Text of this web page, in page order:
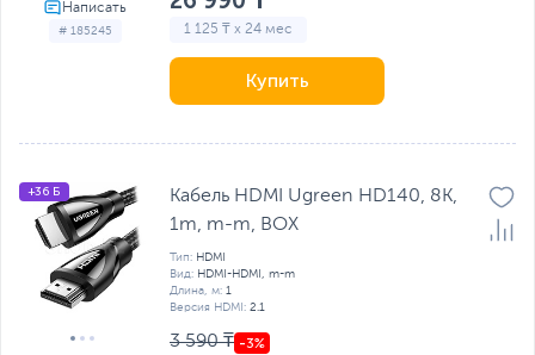
# 185245 1 125 ₸ x 24 мес
Купить
+36 Б
Кабель HDMI Ugreen HD140, 8K,
1m, m-m, BOX
Тип: HDMI
Вид: HDMI-HDMI, m-m
Длина, м: 1
Версия HDMI: 2.1
3 590 ₸